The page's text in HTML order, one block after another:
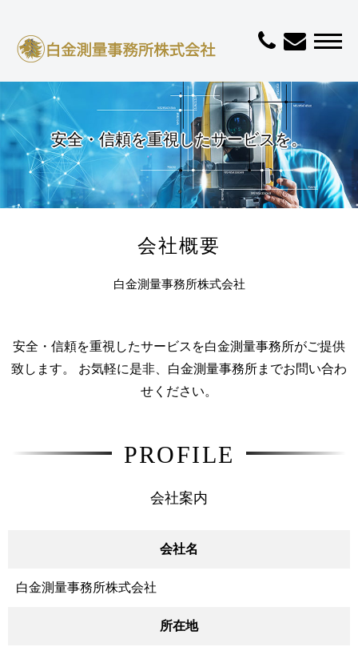
安全・信頼を重視したサービスを。
会社概要
白金測量事務所株式会社
安全・信頼を重視したサービスを白金測量事務所がご提供
致します。 お気軽に是非、白金測量事務所までお問い合わ
せください。
PROFILE
会社案内
会社名
白金測量事務所株式会社
所在地